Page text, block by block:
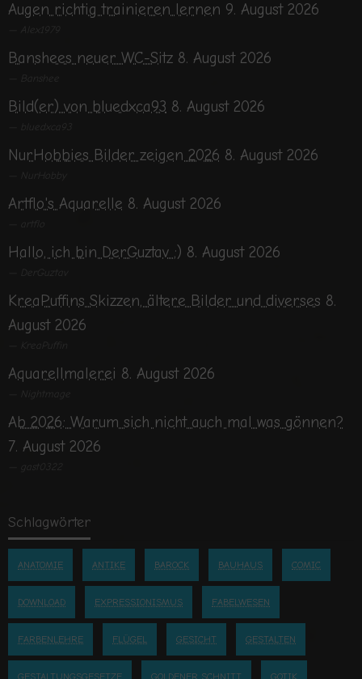
Augen richtig trainieren lernen 9. August 2026
Banshees neuer WC-Sitz 8. August 2026
Bild(er) von bluedxca93 8. August 2026
NurHobbies Bilder zeigen 2026 8. August 2026
Artflo's Aquarelle 8. August 2026
Hallo, ich bin DerGuztav ;) 8. August 2026
KreaPuffins Skizzen, ältere Bilder und diverses 8.
August 2026
KreaPuffin
Aquarellmalerei 8. August 2026
Ab 2026: Warum sich nicht auch mal was gönnen?
7. August 2026
Schlagwörter
ANATOMIE ANTIKE BAROCK BAUHAUS COMIC
DOWNLOAD EXPRESSIONISMUS FABELWESEN
FARBENLEHRE FLÜGEL GESICHT GESTALTEN
GESTALTUNGSGESETZE GOLDENER SCHNITT GOTIK